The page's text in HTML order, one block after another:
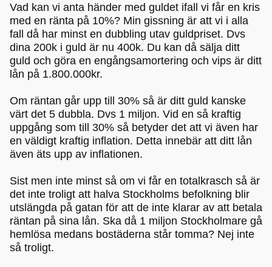
Vad kan vi anta händer med guldet ifall vi får en kris
med en ränta på 10%? Min gissning är att vi i alla
fall då har minst en dubbling utav guldpriset. Dvs
dina 200k i guld är nu 400k. Du kan då sälja ditt
guld och göra en engångsamortering och vips är ditt
lån på 1.800.000kr.
Om räntan går upp till 30% så är ditt guld kanske
värt det 5 dubbla. Dvs 1 miljon. Vid en så kraftig
uppgång som till 30% så betyder det att vi även har
en väldigt kraftig inflation. Detta innebär att ditt lån
även äts upp av inflationen.
Sist men inte minst så om vi får en totalkrasch så är
det inte troligt att halva Stockholms befolkning blir
utslängda på gatan för att de inte klarar av att betala
räntan på sina lån. Ska då 1 miljon Stockholmare gå
hemlösa medans bostäderna står tomma? Nej inte
så troligt.